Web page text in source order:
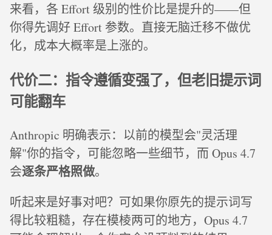
来看，各 Effort 级别的性价比是提升的——但
你得先调好 Effort 参数。直接无脑迁移不做优
化，成本大概率是上涨的。
代价二：指令遵循变强了，但老旧提示词
可能翻车
Anthropic 明确表示：以前的模型会"灵活理
解"你的指令，可能忽略一些细节，而 Opus 4.7
会逐条严格照做。
听起来是好事对吧？可如果你原先的提示词写
得比较粗糙，存在模棱两可的地方，Opus 4.7